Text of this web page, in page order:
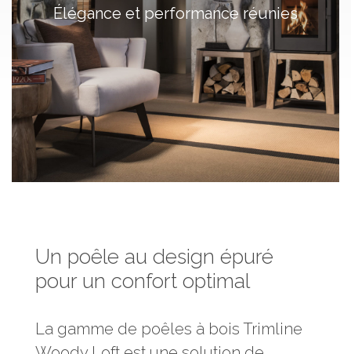
Élégance et performance réunies
Un poêle au design épuré
pour un confort optimal
La gamme de poêles à bois Trimline